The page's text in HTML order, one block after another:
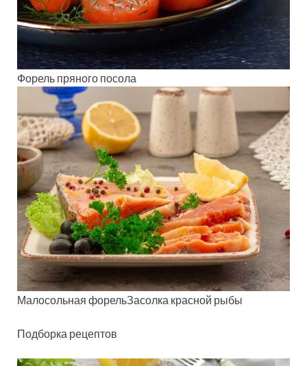
Форель пряного посола
Малосольная форельЗасолка красной рыбы
Подборка рецептов